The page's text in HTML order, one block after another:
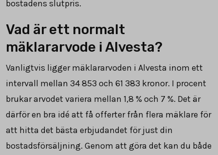
bostadens slutpris.
Vad är ett normalt
mäklararvode i Alvesta?
Vanligtvis ligger mäklararvoden i Alvesta inom ett
intervall mellan 34 853 och 61 383 kronor. I procent
brukar arvodet variera mellan 1,8 % och 7 %. Det är
därför en bra idé att få offerter från flera mäklare för
att hitta det bästa erbjudandet för just din
bostadsförsäljning. Genom att göra det kan du både